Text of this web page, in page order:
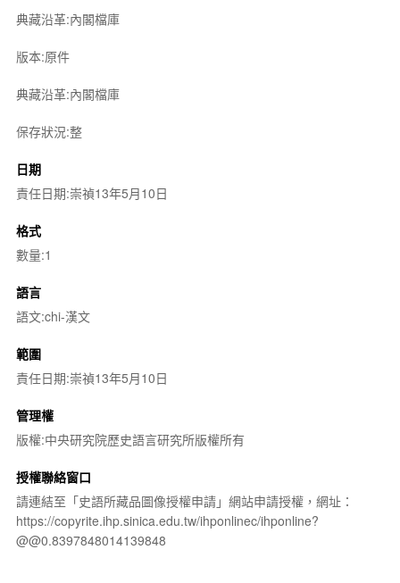
典藏沿革:內閣檔庫
版本:原件
典藏沿革:內閣檔庫
保存狀況:整
日期
責任日期:崇禎13年5月10日
格式
數量:1
語言
語文:chi-漢文
範圍
責任日期:崇禎13年5月10日
管理權
版權:中央研究院歷史語言研究所版權所有
授權聯絡窗口
請連結至「史語所藏品圖像授權申請」網站申請授權，網址：
https://copyrite.ihp.sinica.edu.tw/ihponlinec/ihponline?
@@0.8397848014139848